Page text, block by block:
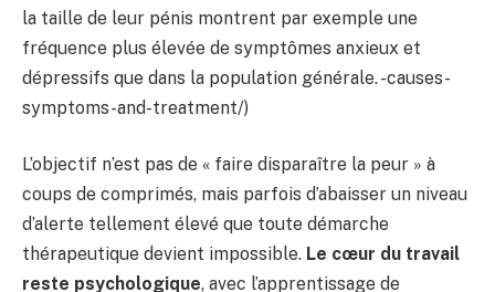
la taille de leur pénis montrent par exemple une
fréquence plus élevée de symptômes anxieux et
dépressifs que dans la population générale. -causes-
symptoms-and-treatment/)
L’objectif n’est pas de « faire disparaître la peur » à
coups de comprimés, mais parfois d’abaisser un niveau
d’alerte tellement élevé que toute démarche
thérapeutique devient impossible. Le cœur du travail
reste psychologique, avec l’apprentissage de